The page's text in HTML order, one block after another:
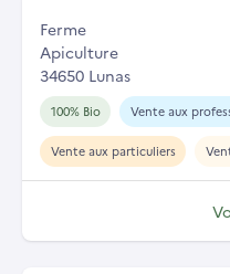
Ferme
Apiculture
34650 Lunas
100% Bio Vente aux
Vente aux particuliers